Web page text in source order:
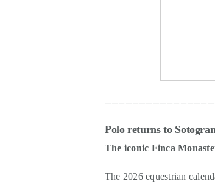
Polo returns to
The iconic Finca
The 2026 equestrian